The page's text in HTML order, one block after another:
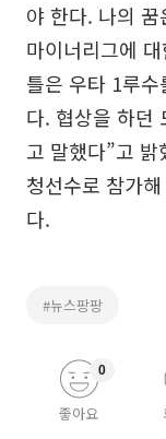
야 한다. 나의
마이너리그에
틀은 우타 1루
다. 협상을 하던
고 말했다”고
청선수로 참가
다.
#뉴스팡팡
좋아요
0